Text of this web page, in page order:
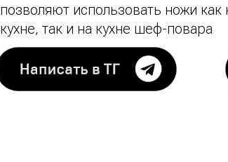
позволяют использовать ножи
кухне, так и на кухне шеф-повара